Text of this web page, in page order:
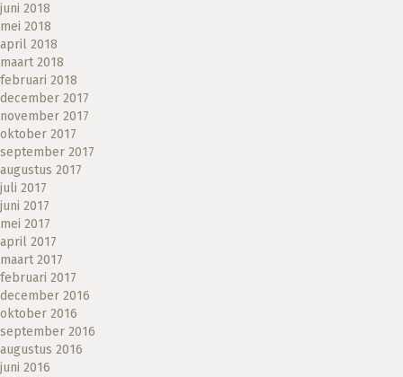
juni 2018
mei 2018
april 2018
maart 2018
februari 2018
december 2017
november 2017
oktober 2017
september 2017
augustus 2017
juli 2017
juni 2017
mei 2017
april 2017
maart 2017
februari 2017
december 2016
oktober 2016
september 2016
augustus 2016
juni 2016